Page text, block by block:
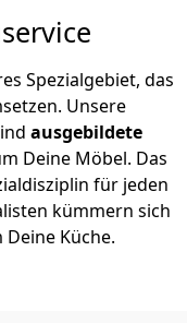
Spezialgebiet, das
Unsere
ausgebildete
Deine Möbel. Das
für jeden
kümmern sich
Küche.